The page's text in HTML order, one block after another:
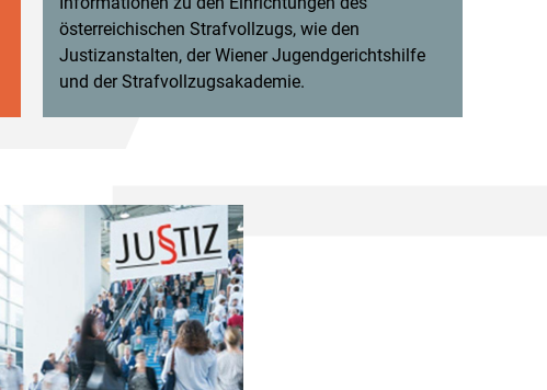
österreichischen Strafvollzugs, wie den
Justizanstalten, der Wiener Jugendgerichtshilfe
und der Strafvollzugsakademie.